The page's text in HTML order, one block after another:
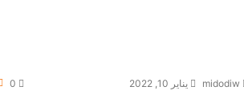
midodiw يناير 10, 2022 0